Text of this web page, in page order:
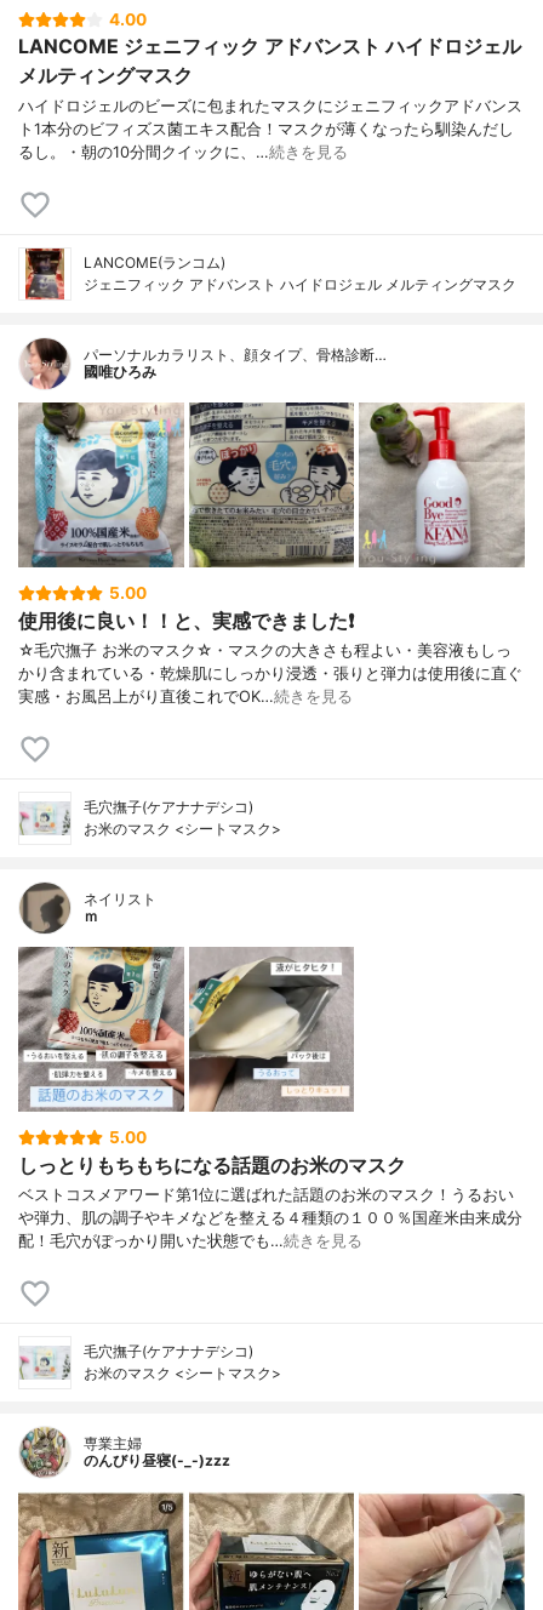
4.00
LANCOME ジェニフィック アドバンスト ハイドロジェル
メルティングマスク
ハイドロジェルのビーズに包まれたマスクにジェニフィックアドバンス
ト1本分のビフィズス菌エキス配合！マスクが薄くなったら馴染んだし
るし。・朝の10分間クイックに、…続きを見る
LANCOME(ランコム)
ジェニフィック アドバンスト ハイドロジェル メルティングマスク
パーソナルカラリスト、顔タイプ、骨格診断…
國唯ひろみ
5.00
使用後に良い！！と、実感できました❗
☆毛穴撫子 お米のマスク☆・マスクの大きさも程よい・美容液もしっ
かり含まれている・乾燥肌にしっかり浸透・張りと弾力は使用後に直ぐ
実感・お風呂上がり直後これでOK…続きを見る
毛穴撫子(ケアナナデシコ)
お米のマスク <シートマスク>
ネイリスト
ｍ
5.00
しっとりもちもちになる話題のお米のマスク
ベストコスメアワード第1位に選ばれた話題のお米のマスク！うるおい
や弾力、肌の調子やキメなどを整える４種類の１００％国産米由来成分
配！毛穴がぽっかり開いた状態でも…続きを見る
毛穴撫子(ケアナナデシコ)
お米のマスク <シートマスク>
専業主婦
のんびり昼寝(-_-)zzz